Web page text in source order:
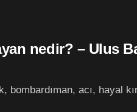
nedir? – Ulus
acı, hayal